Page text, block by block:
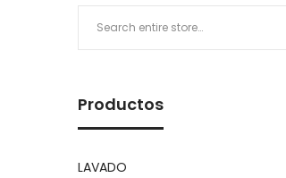
Productos
LAVADO